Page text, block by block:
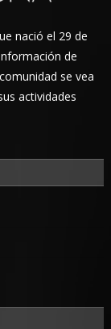
nació el 29 de
de
se vea
actividades